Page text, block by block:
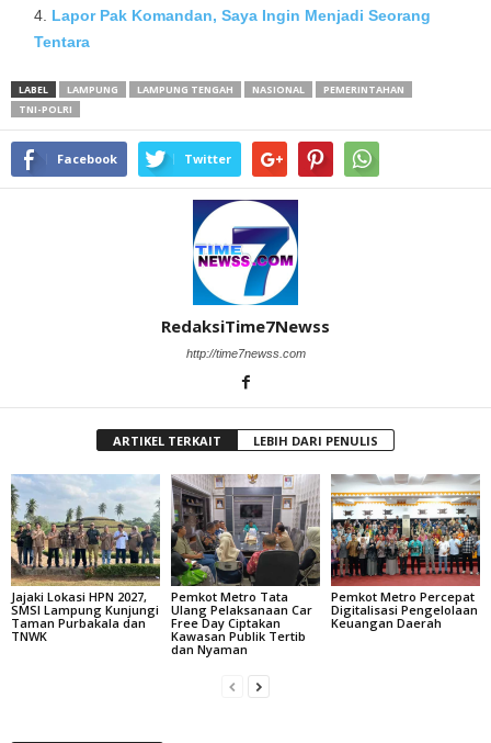
Lapor Pak Komandan, Saya Ingin Menjadi Seorang
Tentara
LABEL LAMPUNG LAMPUNG TENGAH NASIONAL
PEMERINTAHAN
TNI-POLRI
Facebook Twitter
RedaksiTime7Newss
http://time7newss.com
ARTIKEL TERKAIT LEBIH DARI PENULIS
Jajaki Lokasi HPN 2027,
SMSI Lampung Kunjungi
Taman Purbakala dan
TNWK
Pemkot Metro Tata
Ulang Pelaksanaan Car
Free Day Ciptakan
Kawasan Publik Tertib
dan Nyaman
Pemkot Metro Percepat
Digitalisasi Pengelolaan
Keuangan Daerah